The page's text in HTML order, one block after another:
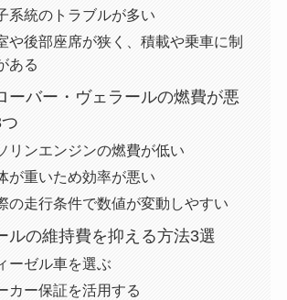
系統のトラブルが多い
や後部座席が狭く、積載や乗車に制
ある
ーバー・ヴェラールの燃費が悪
リンエンジンの燃費が低い
が重いため効率が悪い
の走行条件で数値が変動しやすい
ルの維持費を抑える方法3選
ーゼル車を選ぶ
カー保証を活用する